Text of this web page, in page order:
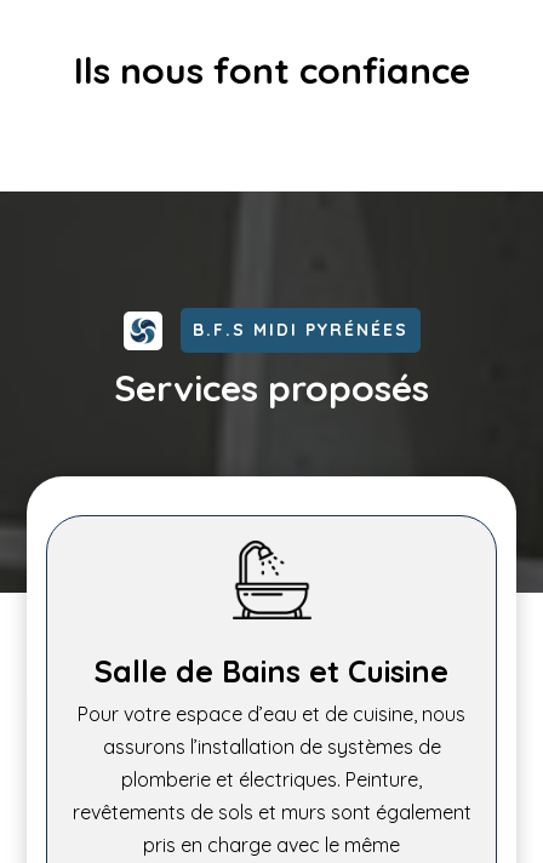
Ils nous font confiance
B.F.S MIDI PYRÉNÉES
Services proposés
Salle de Bains et Cuisine
Pour votre espace d’eau et de cuisine, nous
assurons l’installation de systèmes de
plomberie et électriques. Peinture,
revêtements de sols et murs sont également
pris en charge avec le même